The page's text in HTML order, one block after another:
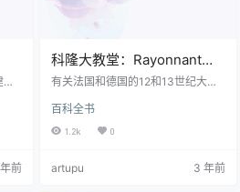
前
科隆大教堂：Rayonnant哥
特式建筑
有关法国和德国的12和13世纪大教
式大教堂 （1140年至1500年）。
有关建筑设计演变的更多信息， 看
阅： 建筑术语 。 摘要 被认为是德
百科全书
1.2k 0
artupu 3 年前